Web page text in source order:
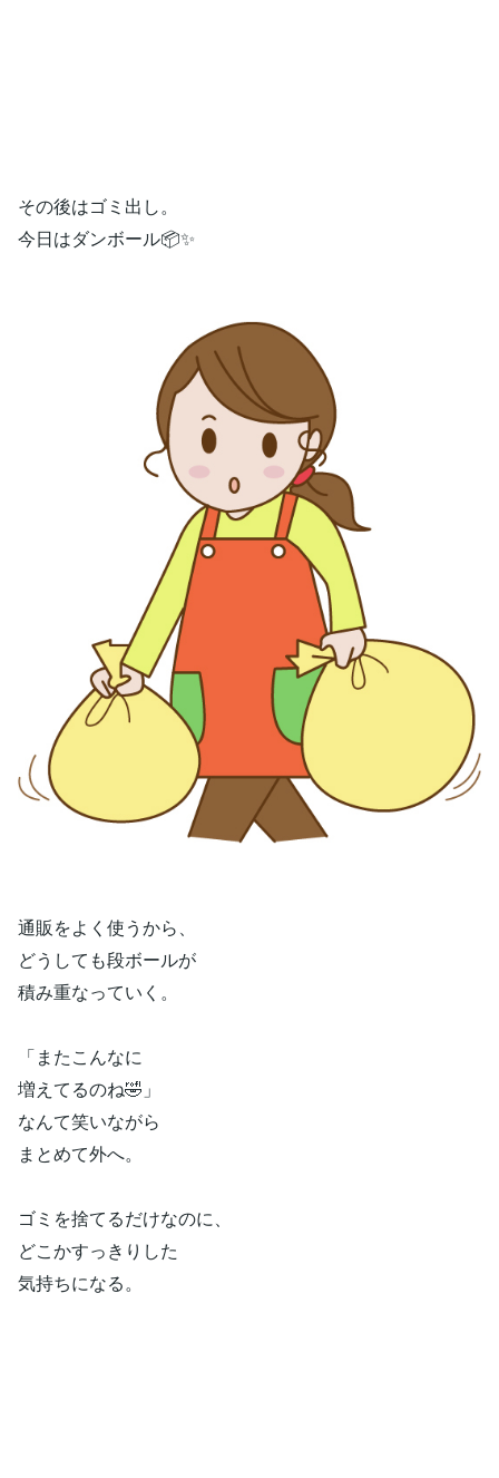
その後はゴミ出し。
今日はダンボール📦✨
通販をよく使うから、
どうしても段ボールが
積み重なっていく。
「またこんなに
増えてるのね🤣」
なんて笑いながら
まとめて外へ。
ゴミを捨てるだけなのに、
どこかすっきりした
気持ちになる。